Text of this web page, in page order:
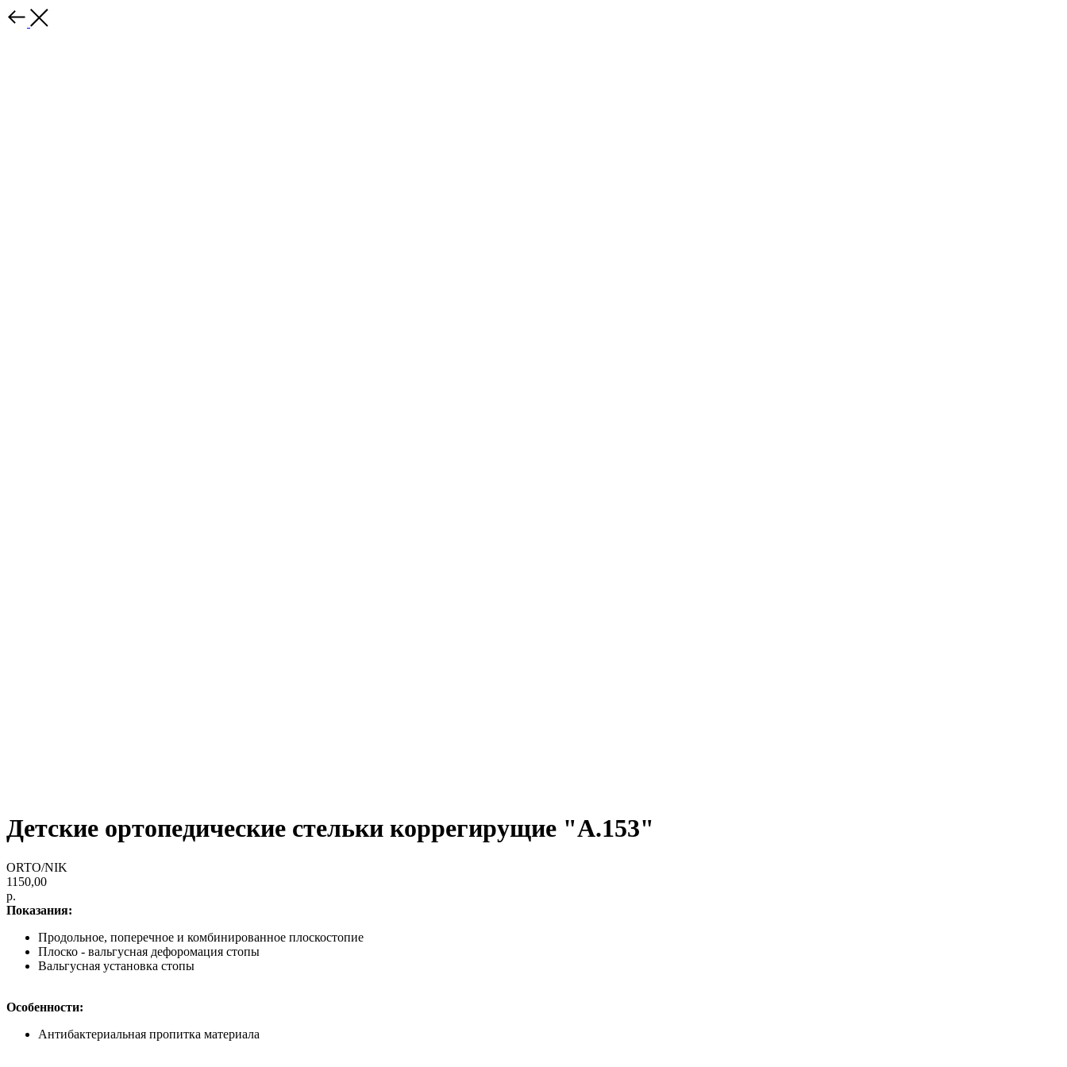
Детские ортопедические стельки коррегирущие "А.153"
ORTO/NIK
1150,00
р.
Показания:
Продольное, поперечное и комбинированное плоскостопие
Плоско - вальгусная дефоромация стопы
Вальгусная установка стопы
Особенности:
Антибактериальная пропитка материала